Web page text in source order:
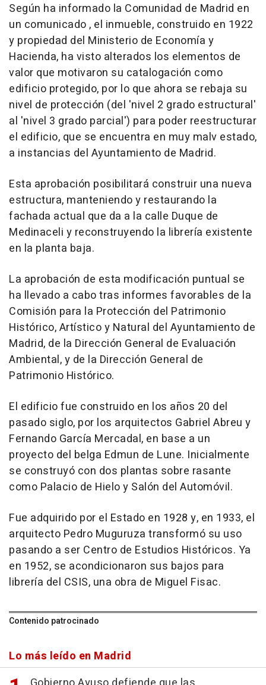
Según ha informado la Comunidad de Madrid en
un comunicado , el inmueble, construido en 1922
y propiedad del Ministerio de Economía y
Hacienda, ha visto alterados los elementos de
valor que motivaron su catalogación como
edificio protegido, por lo que ahora se rebaja su
nivel de protección (del 'nivel 2 grado estructural'
al 'nivel 3 grado parcial') para poder reestructurar
el edificio, que se encuentra en muy malv estado,
a instancias del Ayuntamiento de Madrid.
Esta aprobación posibilitará construir una nueva
estructura, manteniendo y restaurando la
fachada actual que da a la calle Duque de
Medinaceli y reconstruyendo la librería existente
en la planta baja.
La aprobación de esta modificación puntual se
ha llevado a cabo tras informes favorables de la
Comisión para la Protección del Patrimonio
Histórico, Artístico y Natural del Ayuntamiento de
Madrid, de la Dirección General de Evaluación
Ambiental, y de la Dirección General de
Patrimonio Histórico.
El edificio fue construido en los años 20 del
pasado siglo, por los arquitectos Gabriel Abreu y
Fernando García Mercadal, en base a un
proyecto del belga Edmun de Lune. Inicialmente
se construyó con dos plantas sobre rasante
como Palacio de Hielo y Salón del Automóvil.
Fue adquirido por el Estado en 1928 y, en 1933, el
arquitecto Pedro Muguruza transformó su uso
pasando a ser Centro de Estudios Históricos. Ya
en 1952, se acondicionaron sus bajos para
librería del CSIS, una obra de Miguel Fisac.
Contenido patrocinado
Lo más leído en Madrid